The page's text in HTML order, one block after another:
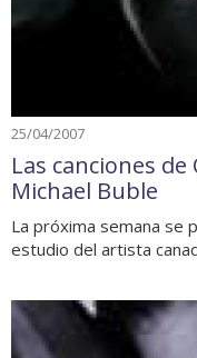
25/04/2007
Las canciones
Michael Buble
La próxima semana se
estudio del artista